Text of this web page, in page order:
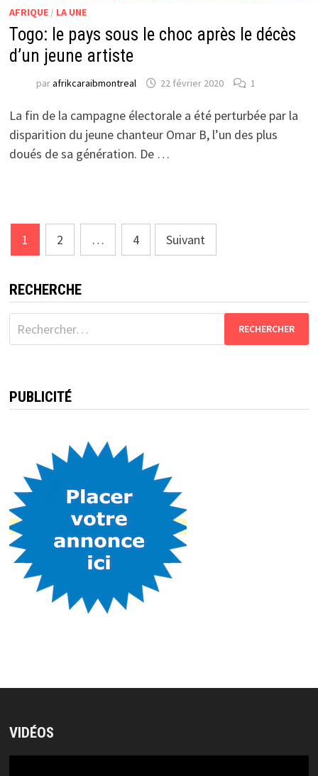
AFRIQUE/ LA UNE
Togo: le pays sous le choc après le décès
d’un jeune artiste
parafrikcaraibmontreal 22 février 2020 1
La fin de la campagne électorale a été perturbée par la
disparition du jeune chanteur Omar B, l’un des plus
doués de sa génération. De …
Pagination
des
publications
1 2 … 4 Suivant
RECHERCHE
Rechercher :
PUBLICITÉ
VIDÉOS